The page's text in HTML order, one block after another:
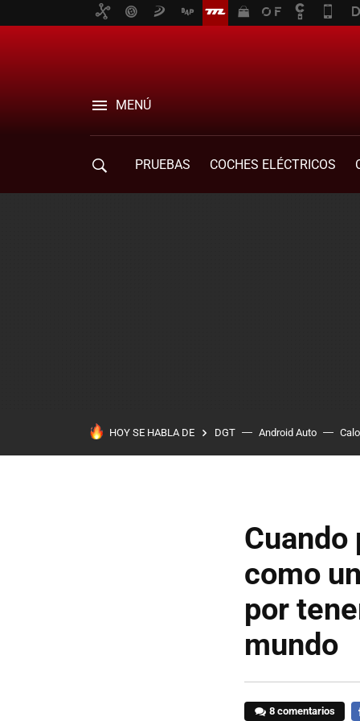
MENÚ
PRUEBAS COCHES ELÉCTRICOS
HOY SE HABLA DE DGT Android Auto
como
por
mundo
8 comentarios